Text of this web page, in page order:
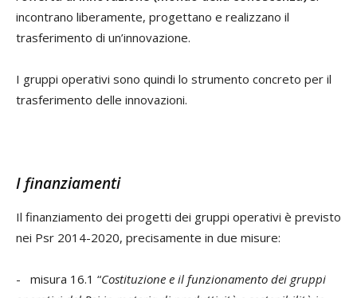
incontrano liberamente, progettano e realizzano il
trasferimento di un’innovazione.
I gruppi operativi sono quindi lo strumento concreto per il
trasferimento delle innovazioni.
I finanziamenti
Il finanziamento dei progetti dei gruppi operativi è previsto
nei Psr 2014-2020, precisamente in due misure:
- misura 16.1 “Costituzione e il funzionamento dei gruppi